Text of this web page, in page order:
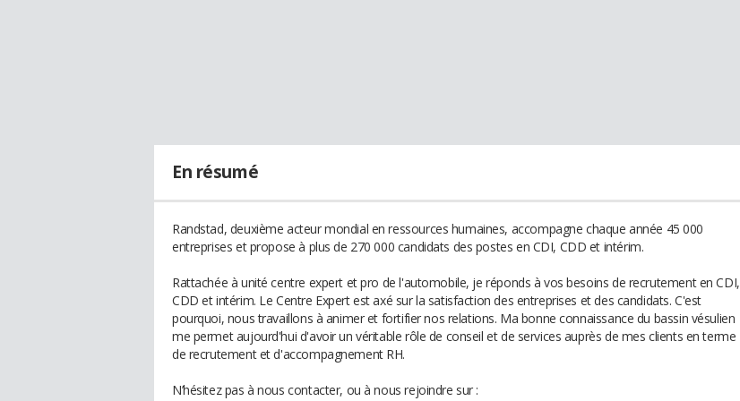
En résumé
Randstad, deuxième acteur mondial en ressources humaines, accompagne chaque année 45 000
entreprises et propose à plus de 270 000 candidats des postes en CDI, CDD et intérim.
Rattachée à unité centre expert et pro de l'automobile, je réponds à vos besoins de recrutement en CDI,
CDD et intérim. Le Centre Expert est axé sur la satisfaction des entreprises et des candidats. C'est
pourquoi, nous travaillons à animer et fortifier nos relations. Ma bonne connaissance du bassin vésulien
me permet aujourd'hui d'avoir un véritable rôle de conseil et de services auprès de mes clients en terme
de recrutement et d'accompagnement RH.
N’hésitez pas à nous contacter, ou à nous rejoindre sur :